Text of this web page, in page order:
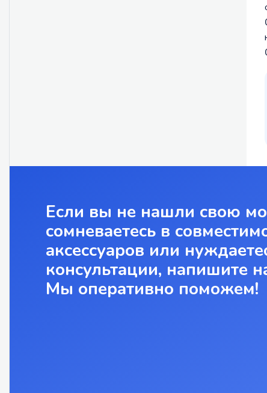
Если вы не нашли свою
сомневаетесь в
аксессуаров или
консультации, напишите
Мы оперативно поможем!